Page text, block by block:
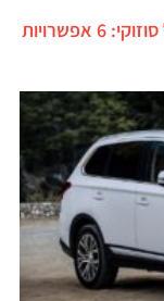
הוצג הסדר פשרה בפרשת ההיברידיות של סוזוקי: 6 אפשרויות